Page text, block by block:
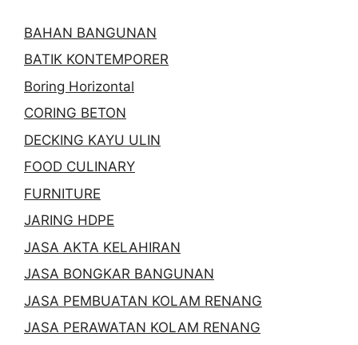
BAHAN BANGUNAN
BATIK KONTEMPORER
Boring Horizontal
CORING BETON
DECKING KAYU ULIN
FOOD CULINARY
FURNITURE
JARING HDPE
JASA AKTA KELAHIRAN
JASA BONGKAR BANGUNAN
JASA PEMBUATAN KOLAM RENANG
JASA PERAWATAN KOLAM RENANG